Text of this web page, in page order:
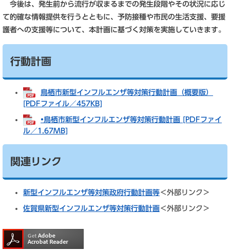
今後は、発生前から流行が収まるまでの発生段階やその状況に応じ
て的確な情報提供を行うとともに、予防接種や市民の生活支援、要援
護者への支援等について、本計画に基づく対策を実施していきます。
行動計画
鳥栖市新型インフルエンザ等対策行動計画（概要版）
[PDFファイル／457KB]
•鳥栖市新型インフルエンザ等対策行動計画 [PDFファイ
ル／1.67MB]
関連リンク
新型インフルエンザ等対策政府行動計画等＜外部リンク＞
佐賀県新型インフルエンザ等対策行動計画 ＜外部リンク＞